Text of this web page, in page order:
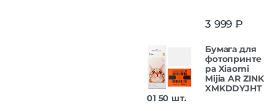
3 999 ₽
Бумага для
фотопринте
ра Xiaomi
Mijia AR ZINK
XMKDDYJHT
01 50 шт.